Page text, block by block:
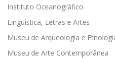
Instituto Oceanográfico
Linguística, Letras e Artes
Museu de Arqueologia e
Museu de Arte Contemporânea